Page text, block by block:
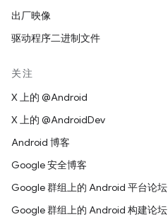
出厂映像
驱动程序二进制文件
关注
X 上的 @Android
X 上的 @AndroidDev
Android 博客
Google 安全博客
Google 群组上的 Android 平台论坛
Google 群组上的 Android 构建论坛